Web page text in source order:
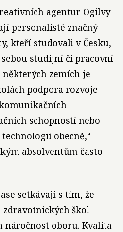
agentur Ogilvy
personalisté značný
kteří studovali v Česku,
studijní či pracovní
některých zemích je
podpora rozvoje
schopností nebo
obecně,“
absolventům často
setkávají s tím, že
škol
náročnost oboru. Kvalita